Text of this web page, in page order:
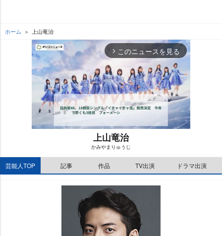
ホーム 上山竜治
arrow_forward_ios このニュースを見る
M
t
e
上山竜治
かみやまりゅうじ
芸能人TOP 記事 作品 TV出演 ドラマ出演